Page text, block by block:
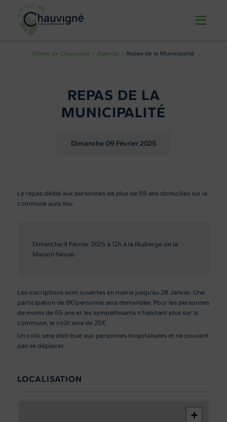
Mairie de Chauvigné Agenda Repas de la Municipalité
REPAS DE LA
MUNICIPALITÉ
Dimanche 09 Février 2025
Le repas dédié aux personnes de plus de 65 ans domiciliés sur la
commune aura lieu
Dimanche 9 Février 2025 à 12h à la l’Auberge de la
Maison Neuve
Les inscriptions sont ouvertes en mairie jusqu’au 28 Janvier. Une
participation de 8€/personne sera demandée. Pour les personnes
de moins de 65 ans et les sympathisants n’habitant plus sur la
commune, le coût sera de 25€.
Un colis sera distribué aux personnes hospitalisées et ne pouvant
pas se déplacer.
LOCALISATION
+